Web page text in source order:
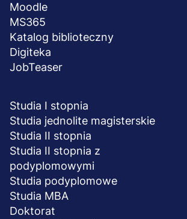
Moodle
MS365
Katalog biblioteczny
Digiteka
JobTeaser
Studia I stopnia
Studia jednolite magisterskie
Studia II stopnia
Studia II stopnia z
podyplomowymi
Studia podyplomowe
Studia MBA
Doktorat